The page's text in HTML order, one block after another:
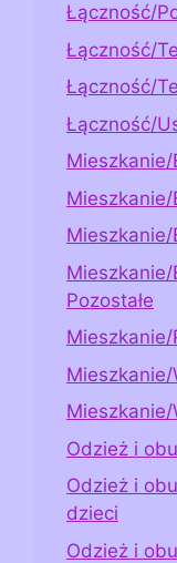
Łączność/
Łączność/
Łączność/
Łączność/
Mieszkanie/
Pozostałe
Mieszkanie/
Mieszkanie/
Odzież i
Odzież i
dzieci
Odzież i